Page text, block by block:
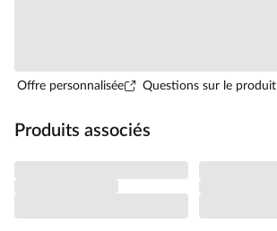
Offre personnalisée Questions sur le produit
Produits associés